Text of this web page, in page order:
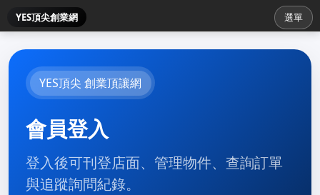
YES頂尖創業網 選單
YES頂尖 創業頂讓網
會員登入
登入後可刊登店面、管理物件、查詢訂單
與追蹤詢問紀錄。